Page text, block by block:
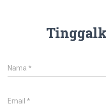
Nama *
Email *